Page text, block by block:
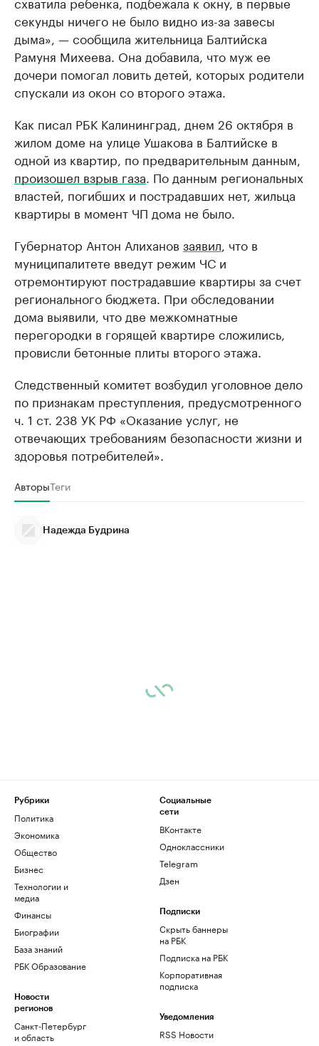
секунды ничего не было видно из-за завесы
дыма», — сообщила жительница Балтийска
Рамуня Михеева. Она добавила, что муж ее
дочери помогал ловить детей, которых родители
спускали из окон со второго этажа.
Как писал РБК Калининград, днем 26 октября в
жилом доме на улице Ушакова в Балтийске в
одной из квартир, по предварительным данным,
произошел взрыв газа . По данным региональных
властей, погибших и пострадавших нет, жильца
квартиры в момент ЧП дома не было.
Губернатор Антон Алиханов заявил , что в
муниципалитете введут режим ЧС и
отремонтируют пострадавшие квартиры за счет
регионального бюджета. При обследовании
дома выявили, что две межкомнатные
перегородки в горящей квартире сложились,
провисли бетонные плиты второго этажа.
Следственный комитет возбудил уголовное дело
по признакам преступления, предусмотренного
ч. 1 ст. 238 УК РФ «Оказание услуг, не
отвечающих требованиям безопасности жизни и
здоровья потребителей».
АвторыТеги
Надежда Будрина
Рубрики
Политика
Экономика
Общество
Бизнес
Технологии и
медиа
Финансы
Биографии
База знаний
РБК Образование
Новости
регионов
Санкт-Петербург
и область
Социальные
сети
ВКонтакте
Одноклассники
Telegram
Дзен
Подписки
Скрыть баннеры
на РБК
Подписка на РБК
Корпоративная
подписка
Уведомления
RSS Новости